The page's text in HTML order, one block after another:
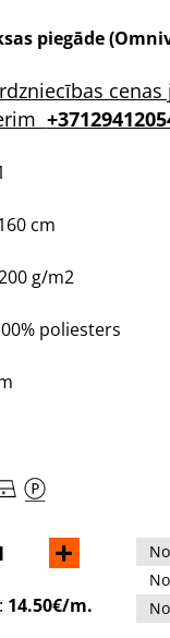
piegāde
cenas
cm
g/m2
poliesters
+
14.50€/m.